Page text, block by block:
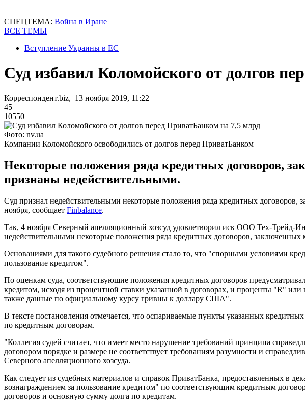
СПЕЦТЕМА: Война в Иране
ВСЕ ТЕМЫ
Вступление Украины в ЕС
Суд избавил Коломойского от долгов
Корреспондент.biz, 13 ноября 2019, 11:22
45
10550
Фото: nv.ua
Компании Коломойского освободились от долгов перед ПриватБанком
Некоторые положения ряда кредитных договоров,
признаны недействительными.
Суд признал недействительными некоторые положения ряда кредитных
ноября, сообщает Finbalance.
Так, 4 ноября Северный апелляционный хозсуд удовлетворил иск ООО Тех-
недействительными некоторые положения ряда кредитных договоров,
Основаниями для такого судебного решения стало то, что "спорными условиями
пользование кредитом".
По оценкам суда, соответствующие положения кредитных договоров
кредитом, исходя из процентной ставки указанной в договорах, и проценты "R"
также данные по официальному курсу гривны к доллару США".
В тексте постановления отмечается, что оспариваемые пункты указанных
по кредитным договорам.
"Коллегия судей считает, что имеет место нарушение требований принципа
договором порядке и размере не соответствует требованиям разумности и
Северного апелляционного хозсуда.
Как следует из судебных материалов и справок ПриватБанка, предоставленных в
вознаграждением за пользование кредитом" по соответствующим кредитным
договоров и основную сумму долга по кредитам.